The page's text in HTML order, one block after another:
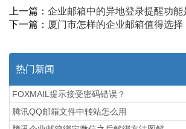
上一篇： 企业邮箱中的异地登录提醒功能
下一篇： 厦门市怎样的企业邮箱值得选择
热门新闻
FOXMAIL提示接受密码错误？
腾讯QQ邮箱文件中转站怎么用